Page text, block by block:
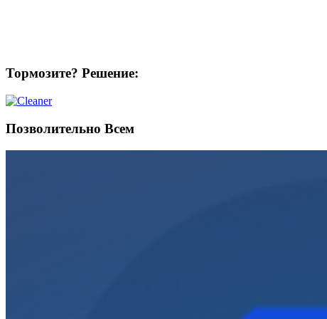
Тормозите? Решение:
Позволительно Всем